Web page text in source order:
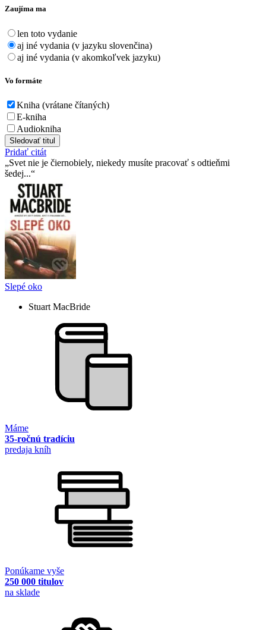
Zaujíma ma
len toto vydanie
aj iné vydania (v jazyku slovenčina)
aj iné vydania (v akomkoľvek jazyku)
Vo formáte
Kniha (vrátane čítaných)
E-kniha
Audiokniha
Sledovať titul
Pridať citát
Svet nie je čiernobiely, niekedy musíte pracovať s odtieňmi
šedej...
Slepé oko
Stuart MacBride
Máme
35-ročnú tradíciu
predaja kníh
Ponúkame vyše
250 000 titulov
na sklade